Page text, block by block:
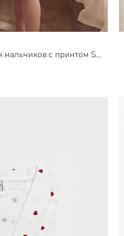
Хлопковый банный халат для мальчиков с принтом Sonic